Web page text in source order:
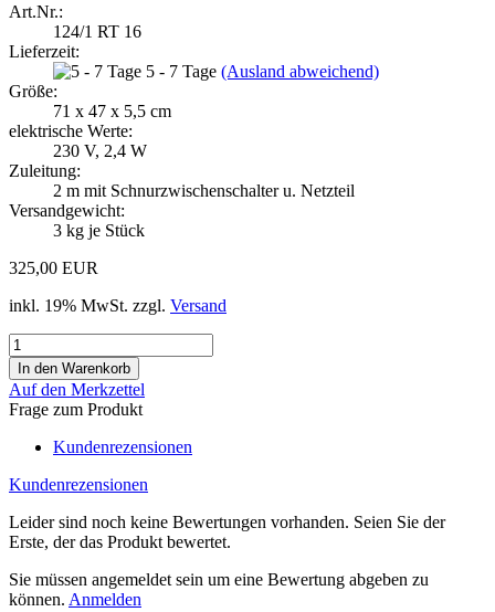
Art.Nr.:
124/1 RT 16
Lieferzeit:
5 - 7 Tage (Ausland abweichend)
Größe:
71 x 47 x 5,5 cm
elektrische Werte:
230 V, 2,4 W
Zuleitung:
2 m mit Schnurzwischenschalter u. Netzteil
Versandgewicht:
3 kg je Stück
325,00 EUR
inkl. 19% MwSt. zzgl. Versand
Auf den Merkzettel
Frage zum Produkt
Kundenrezensionen
Kundenrezensionen
Leider sind noch keine Bewertungen vorhanden. Seien Sie der
Erste, der das Produkt bewertet.
Sie müssen angemeldet sein um eine Bewertung abgeben zu
können. Anmelden